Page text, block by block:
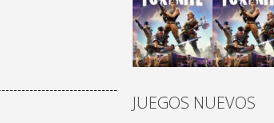
Play Play
JUEGOS NUEVOS